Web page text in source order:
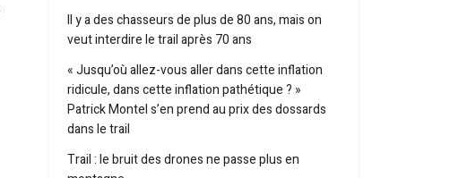
Il y a des chasseurs de plus de 80 ans, mais on
veut interdire le trail après 70 ans
« Jusqu’où allez-vous aller dans cette inflation
ridicule, dans cette inflation pathétique ? »
Patrick Montel s’en prend au prix des dossards
dans le trail
Trail : le bruit des drones ne passe plus en